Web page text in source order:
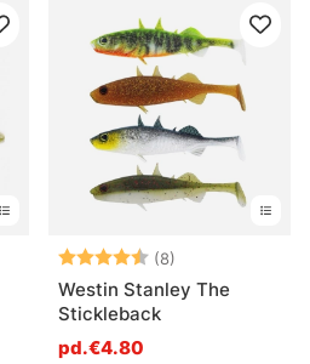
Note: (8)
Westin Stanley The
Stickleback
pd.€4.80